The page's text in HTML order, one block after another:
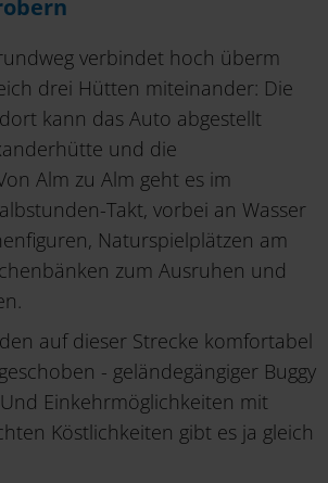
verbindet hoch überm
drei Hütten miteinander: Die
kann das Auto abgestellt
und die
Alm zu Alm geht es im
Takt, vorbei an Wasser
Naturspielplätzen am
zum Ausruhen und
auf dieser Strecke komfortabel
- geländegängiger Buggy
Einkehrmöglichkeiten mit
Köstlichkeiten gibt es ja gleich